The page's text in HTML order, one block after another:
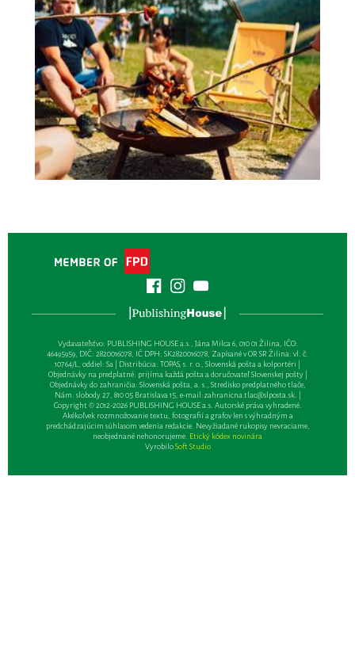
Vydavateľsťvo: PUBLISHING HOUSE a.s., Jána Milca 6, 010 01 Žilina, IČO:
46495959, DIČ: 2820016078, IČ DPH: SK2820016078, Zapísané v OR SR Žilina: vl. č.
10764/L, oddiel: Sa | Distribúcia: TOPAS, s. r. o., Slovenská pošta a kolportéri |
Objednávky na predplatné: prijíma každá pošta a doručovateľ Slovenskej pošty |
Objednávky do zahraničia: Slovenská pošta, a. s., Stredisko predplatného tlače,
Nám. slobody 27, 810 05 Bratislava 15, e-mail:zahranicna.tlac@slposta.sk. |
Copyright © 2012-2026 PUBLISHING HOUSE a.s. Autorské práva vyhradené.
Akékoľvek rozmnožovanie textu, fotografií a grafov len s výhradným a
predchádzajúcim súhlasom vedenia redakcie. Nevyžiadané rukopisy nevraciame,
neobjednané nehonorujeme. Etický kódex novinára
VyrobiloSoft Studio